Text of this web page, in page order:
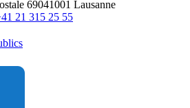
69041001 Lausanne
21 315 25 55